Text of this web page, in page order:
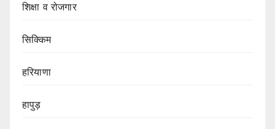
शिक्षा व रोजगार
सिक्किम
हरियाणा
हापुड़